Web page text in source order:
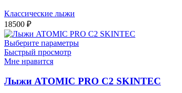
Классические лыжи
18500 ₽
Выберите параметры
Быстрый просмотр
Мне нравится
Лыжи ATOMIC PRO C2 SKINTEC